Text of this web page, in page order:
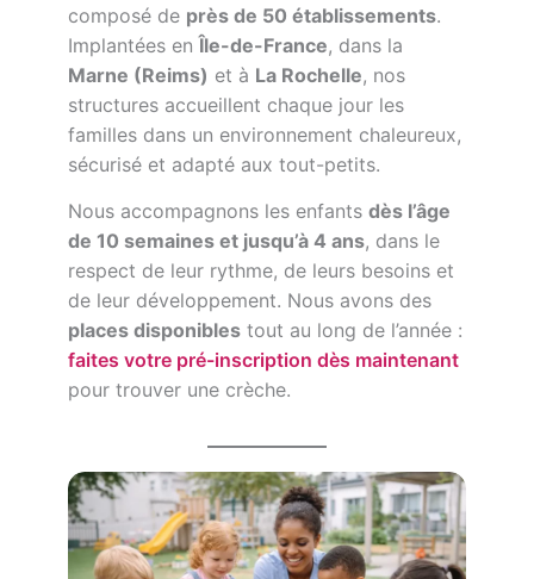
composé de près de 50 établissements.
Implantées enÎle-de-France, dans la
Marne (Reims) et à La Rochelle, nos
structures accueillent chaque jour les
familles dans un environnement chaleureux,
sécurisé et adapté aux tout-petits.
Nous accompagnons les enfants dès l’âge
de 10 semaines et jusqu’à 4 ans, dans le
respect de leur rythme, de leurs besoins et
de leur développement. Nous avons des
places disponiblestout au long de l’année :
faites votre pré-inscription dès maintenant
pour trouver une crèche.